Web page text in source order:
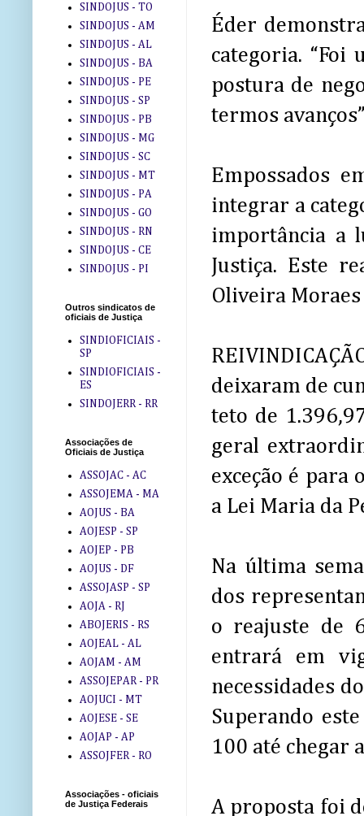
Éder
categoria. “Foi
postura de
termos
Empossados
integrar a
importância a
Justiça. Este
Oliveira
deixaram de
teto de
geral
exceção é para
a Lei Maria da
Na última
dos
o reajuste de
entrará em
necessidades
Superando
100 até chegar
A proposta foi
SINDOJUS - TO
SINDOJUS - AM
SINDOJUS - AL
SINDOJUS - BA
SINDOJUS - PE
SINDOJUS - SP
SINDOJUS - PB
SINDOJUS - MG
SINDOJUS - SC
SINDOJUS - MT
SINDOJUS - PA
SINDOJUS - GO
SINDOJUS - RN
SINDOJUS - CE
SINDOJUS - PI
Outros sindicatos de
oficiais de Justiça
SINDIOFICIAIS -
SP
SINDIOFICIAIS -
ES
SINDOJERR - RR
Associações de
Oficiais de Justiça
ASSOJAC - AC
ASSOJEMA - MA
AOJUS - BA
AOJESP - SP
AOJEP - PB
AOJUS - DF
ASSOJASP - SP
AOJA - RJ
ABOJERIS - RS
AOJEAL - AL
AOJAM - AM
ASSOJEPAR - PR
AOJUCI - MT
AOJESE - SE
AOJAP - AP
ASSOJFER - RO
Associações - oficiais
de Justiça Federais